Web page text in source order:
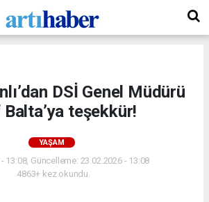
DSİ Genel Müdürü
teşekkür!
YAŞAM
13:08, Güncelleme: 23.02.2026 - 13:08
4863+ kez okundu.